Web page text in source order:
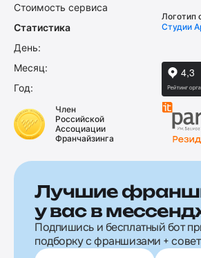
Стоимость сервиса
Статистика
День:
Месяц:
Год:
Логотип
Студии
Член
Российской
Ассоциации
Франчайзинга
Лучшие
у вас в
Подпишись и бесплатный бот
подборку с франшизами +